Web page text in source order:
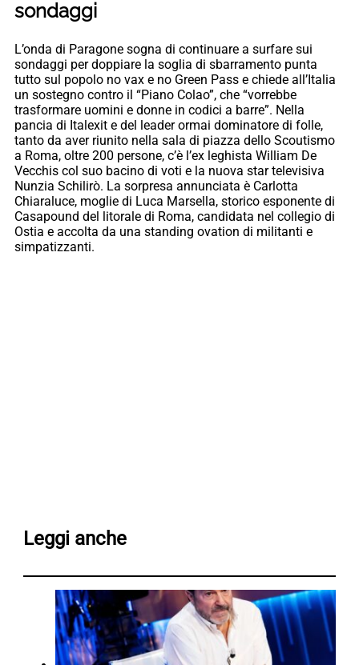
sondaggi
L’onda di Paragone sogna di continuare a surfare sui
sondaggi per doppiare la soglia di sbarramento punta
tutto sul popolo no vax e no Green Pass e chiede all’Italia
un sostegno contro il “Piano Colao”, che “vorrebbe
trasformare uomini e donne in codici a barre”. Nella
pancia di Italexit e del leader ormai dominatore di folle,
tanto da aver riunito nella sala di piazza dello Scoutismo
a Roma, oltre 200 persone, c’è l’ex leghista William De
Vecchis col suo bacino di voti e la nuova star televisiva
Nunzia Schilirò. La sorpresa annunciata è Carlotta
Chiaraluce, moglie di Luca Marsella, storico esponente di
Casapound del litorale di Roma, candidata nel collegio di
Ostia e accolta da una standing ovation di militanti e
simpatizzanti.
Leggi anche